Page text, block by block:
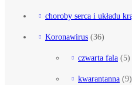
choroby serca i układu
Koronawirus (36)
czwarta fala (5)
kwarantanna (9)